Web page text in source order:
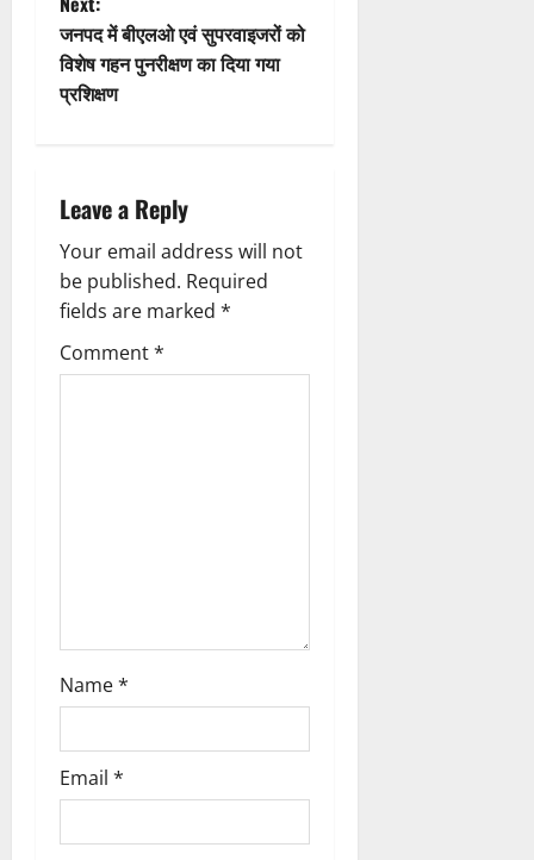
n
t
n
v
i
g
a
t
जनपद में बीएलओ एवं सुपरवाइजरों को
विशेष गहन पुनरीक्षण का दिया गया
प्रशिक्षण
Leave a Reply
Your email address will not
be published. Required
fields are marked *
Comment*
Name*
Email *